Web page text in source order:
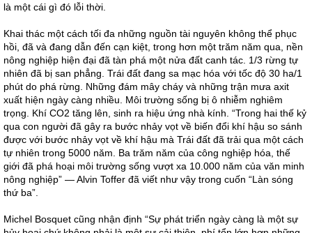
là một cái gì đó lỗi thời.
Khai thác một cách tối đa những nguồn tài nguyên không thể phục
hồi, đã và đang dẫn đến cạn kiệt, trong hơn một trăm năm qua, nền
nông nghiệp hiện đại đã tàn phá một nửa đất canh tác. 1/3 rừng tự
nhiên đã bị san phẳng. Trái đất đang sa mạc hóa với tốc độ 30 ha/1
phút do phá rừng. Những đám mây cháy và những trận mưa axit
xuất hiện ngày càng nhiều. Môi trường sống bị ô nhiễm nghiêm
trọng. Khí CO2 tăng lên, sinh ra hiệu ứng nhà kính. “Trong hai thế kỷ
qua con người đã gây ra bước nhảy vọt về biến đổi khí hậu so sánh
được với bước nhảy vọt về khí hậu mà Trái đất đã trải qua một cách
tự nhiên trong 5000 năm. Ba trăm năm của công nghiệp hóa, thế
giới đã phá hoại môi trường sống vượt xa 10.000 năm của văn minh
nông nghiệp” — Alvin Toffer đã viết như vậy trong cuốn “Làn sóng
thứ ba”.
Michel Bosquet cũng nhận định “Sự phát triển ngày càng là một sự